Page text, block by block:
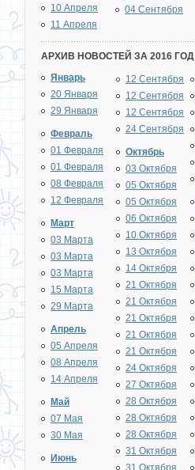
10 Апреля
11 Апреля
04 Сентября
АРХИВ НОВОСТЕЙ ЗА 2016 ГОД
Январь
20 Января
29 Января
Февраль
01 Февраля
01 Февраля
08 Февраля
12 Февраля
Март
03 Марта
03 Марта
03 Марта
15 Марта
29 Марта
Апрель
05 Апреля
08 Апреля
14 Апреля
Май
07 Мая
30 Мая
Июнь
12 Сентября
12 Сентября
12 Сентября
24 Сентября
Октябрь
03 Октября
05 Октября
05 Октября
06 Октября
10 Октября
13 Октября
14 Октября
21 Октября
21 Октября
21 Октября
21 Октября
21 Октября
24 Октября
27 Октября
28 Октября
28 Октября
28 Октября
31 Октября
31 Октября